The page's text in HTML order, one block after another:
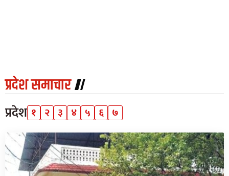
प्रदेश समाचार
प्रदेश १ २ ३ ४ ५ ६ ७